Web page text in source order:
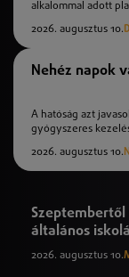
alkalommal adott
2026. augusztus 10.
Nehéz napok
A hatóság azt
gyógyszeres
2026. augusztus 10.
általános
2026. augusztus 10.